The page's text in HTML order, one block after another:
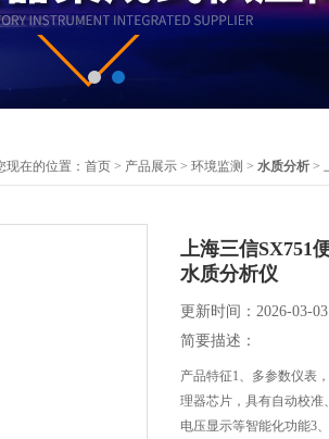
现在的位置： 首页 > 产品展示 > 环境监测 > 水质分析 >
上海三信SX751
水质分析仪
更新时间：2026-03-03
简要描述：
产品特征1、多参数仪表
理器芯片，具有自动校
电压显示等智能化功能3